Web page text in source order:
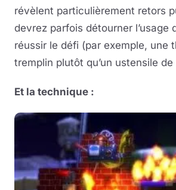
révèlent particulièrement retors
devrez parfois détourner l’usage
réussir le défi (par exemple, une
tremplin plutôt qu’un ustensile
Et la technique :